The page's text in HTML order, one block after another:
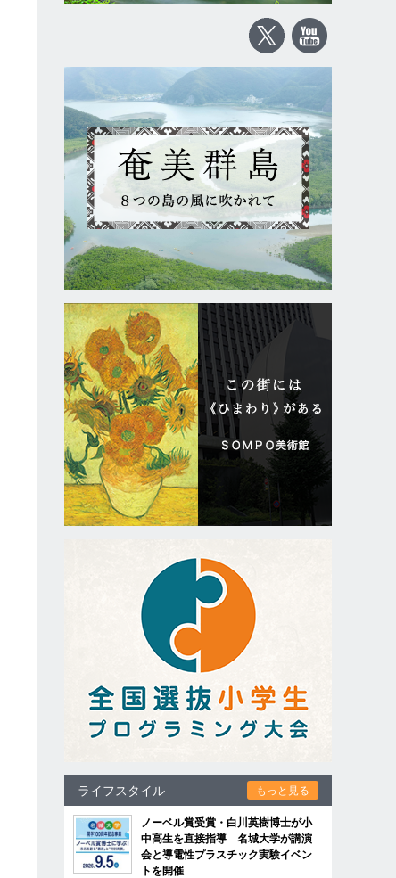
ライフスタイル もっと見る
ノーベル賞受賞・白川英樹博士が小
中高生を直接指導 名城大学が講演
会と導電性プラスチック実験イベン
トを開催